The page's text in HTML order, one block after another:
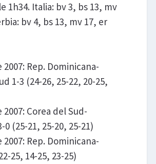
1h34. Italia: bv 3, bs 13, mv
bv 4, bs 13, mv 17, er
Rep. Dominicana-
1-3 (24-26, 25-22, 20-25,
Corea del Sud-
(25-21, 25-20, 25-21)
Rep. Dominicana-
25, 14-25, 23-25)